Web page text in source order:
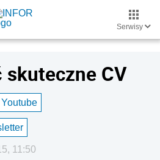
Serwisy
CV
11:50